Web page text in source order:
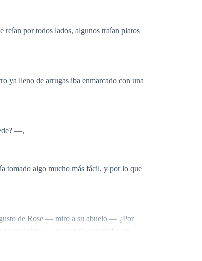
reían por todos lados, algunos traían platos
ya lleno de arrugas iba enmarcado con una
—,
tomado algo mucho más fácil, y por lo que
de Rose — miro a su abuelo — ¿Por
yo no existo —, su voz se escuchaba un